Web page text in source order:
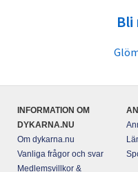
Bli
INFORMATION OM
DYKARNA.NU
Om dykarna.nu
Vanliga frågor och svar
Medlemsvillkor &